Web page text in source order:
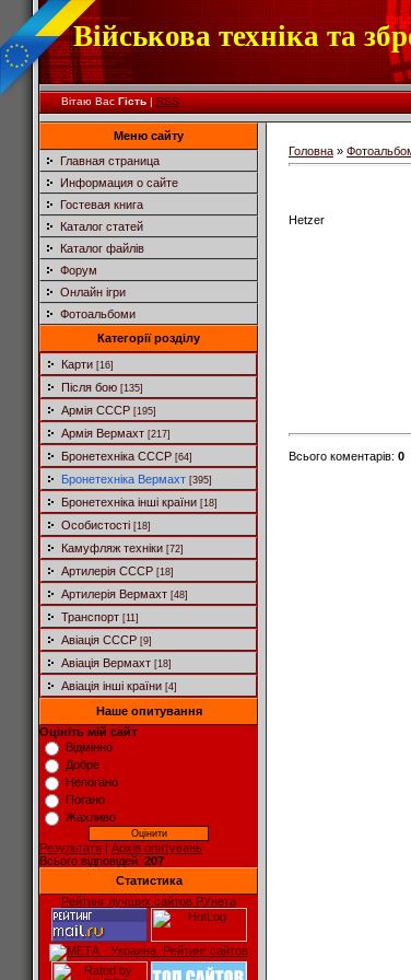
Військова техніка та
Вітаю Вас Гість|RSS
Меню сайту
Главная страница
Информация о сайте
Гостевая книга
Каталог статей
Каталог файлів
Форум
Онлайн ігри
Фотоальбоми
Категорії розділу
Карти [16]
Після бою [135]
Армія СССР [195]
Армія Вермахт [217]
Бронетехніка СССР [64]
Бронетехніка Вермахт [395]
Бронетехніка інші країни [18]
Особистості [18]
Камуфляж техніки [72]
Артилерія СССР [18]
Артилерія Вермахт [48]
Транспорт [11]
Авіація СССР [9]
Авіація Вермахт [18]
Авіація інші країни [4]
Наше опитування
Оцініть мій сайт
Відмінно
Добре
Непогано
Погано
Жахливо
Результати | Архів опитувань
Всього відповідей: 207
Статистика
Рейтинг лучших сайтов РУнета
Головна »
Hetzer
Всього коментарів: 0